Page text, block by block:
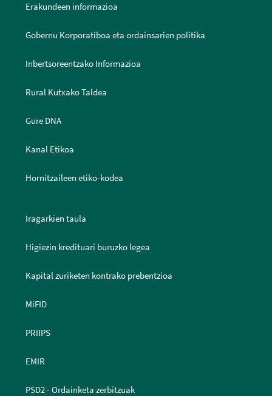
Erakundeen informazioa
Gobernu Korporatiboa eta ordainsarien politika
Inbertsoreentzako Informazioa
Rural Kutxako Taldea
Gure DNA
Kanal Etikoa
Hornitzaileen etiko-kodea
Iragarkien taula
Higiezin kredituari buruzko legea
Kapital zuriketen kontrako prebentzioa
MiFID
PRIIPS
EMIR
PSD2 - Ordainketa zerbitzuak